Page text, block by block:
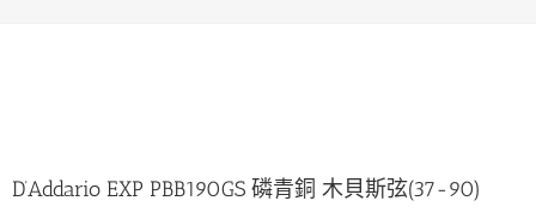
D’Addario EXP PBB190GS 磷青銅 木貝斯弦(37-90)